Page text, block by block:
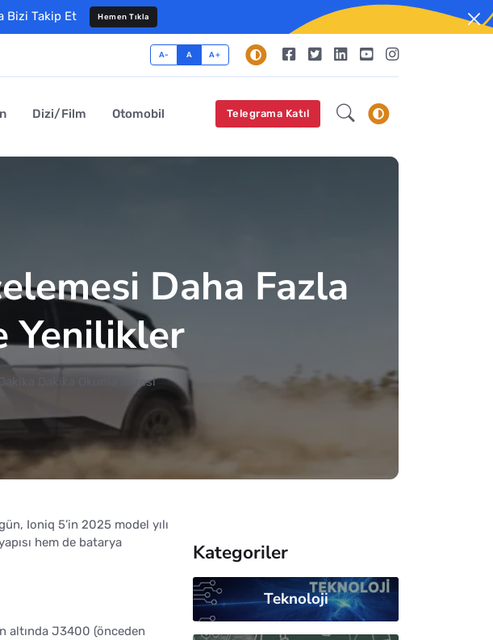
Bizi Takip Et Hemen Tıkla
A- A A+
Dizi/Film Otomobil Telegrama Katıl
Daha Fazla
Yenilikler
Dakika Okuma Süresi
Ioniq 5’in 2025 model yılı
hem de batarya
altında J3400 (önceden
Kategoriler
Teknoloji